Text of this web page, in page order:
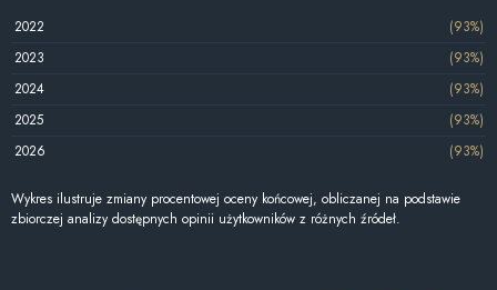
2022
(93%)
2023
(93%)
2024
(93%)
2025
(93%)
2026
(93%)
Wykres ilustruje zmiany procentowej oceny końcowej, obliczanej na podstawie
zbiorczej analizy dostępnych opinii użytkowników z różnych źródeł.